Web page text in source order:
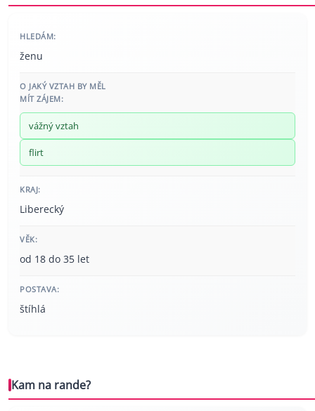
HLEDÁM:
ženu
O JAKÝ VZTAH BY MĚL
MÍT ZÁJEM:
vážný vztah
flirt
KRAJ:
Liberecký
VĚK:
od 18 do 35 let
POSTAVA:
štíhlá
Kam na rande?